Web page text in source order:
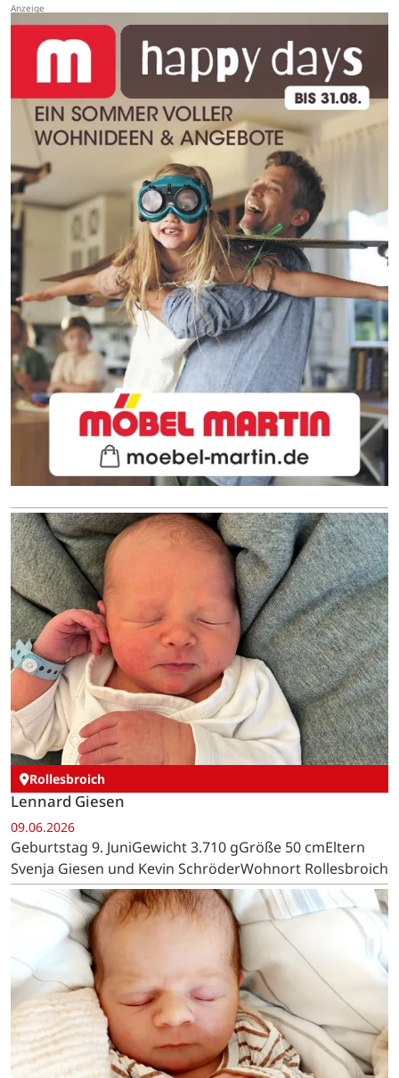
Rollesbroich
Lennard Giesen
09.06.2026
Geburtstag 9. JuniGewicht 3.710 gGröße 50 cmEltern
Svenja Giesen und Kevin SchröderWohnort Rollesbroich